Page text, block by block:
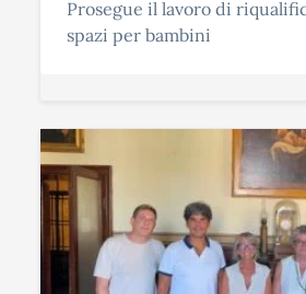
Prosegue il lavoro di
spazi per bambini